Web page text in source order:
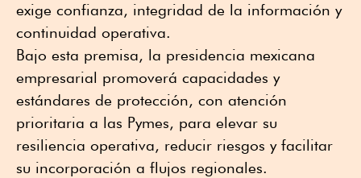
exige confianza, integridad de la información y
continuidad operativa.
Bajo esta premisa, la presidencia mexicana
empresarial promoverá capacidades y
estándares de protección, con atención
prioritaria a las Pymes, para elevar su
resiliencia operativa, reducir riesgos y facilitar
su incorporación a flujos regionales.